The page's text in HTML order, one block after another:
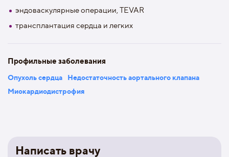
Написать врачу
эндоваскулярные операции, TEVAR
трансплантация сердца и легких
Профильные заболевания
Опухоль сердца
Недостаточность аортального клапана
Миокардиодистрофия